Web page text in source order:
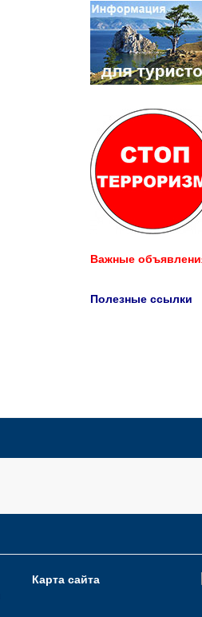
Важные
Полезные ссылки
Карта сайта